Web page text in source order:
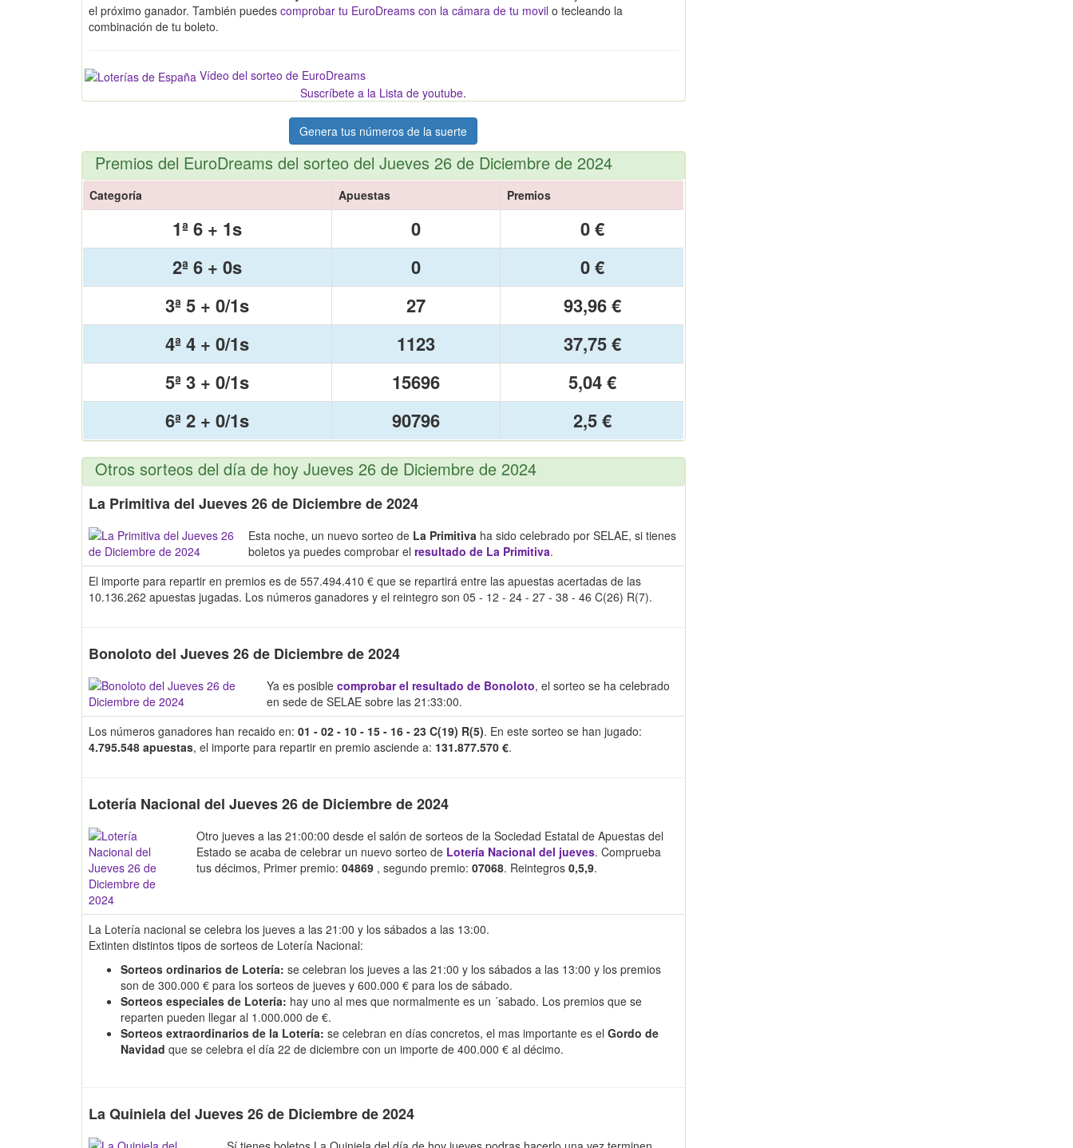
el próximo ganador. También puedes comprobar tu EuroDreams con la cámara de tu movil o tecleando la
combinación de tu boleto.
Vídeo del sorteo de EuroDreams
Suscríbete a la Lista de youtube.
Genera tus números de la suerte
Premios del EuroDreams del sorteo del Jueves 26 de Diciembre de 2024
Categoría Apuestas Premios
1ª 6 + 1s 0
0 €
2ª 6 + 0s
0
0 €
3ª 5 + 0/1s
27
93,96 €
4ª 4 + 0/1s
1123
37,75 €
5ª 3 + 0/1s
15696
5,04 €
6ª 2 + 0/1s
90796 2,5 €
Otros sorteos del día de hoy Jueves 26 de Diciembre de 2024
La Primitiva del Jueves 26 de Diciembre de 2024
Esta noche, un nuevo sorteo de La Primitiva ha sido celebrado por SELAE, si tienes
boletos ya puedes comprobar el resultado de La Primitiva.
El importe para repartir en premios es de 557.494.410 € que se repartirá entre las apuestas acertadas de las
10.136.262 apuestas jugadas. Los números ganadores y el reintegro son 05 - 12 - 24 - 27 - 38 - 46 C(26) R(7).
Bonoloto del Jueves 26 de Diciembre de 2024
Ya es posible comprobar el resultado de Bonoloto, el sorteo se ha celebrado
en sede de SELAE sobre las 21:33:00.
Los números ganadores han recaido en: 01 - 02 - 10 - 15 - 16 - 23 C(19) R(5). En este sorteo se han jugado:
4.795.548 apuestas, el importe para repartir en premio asciende a: 131.877.570 €.
Lotería Nacional del Jueves 26 de Diciembre de 2024
Otro jueves a las 21:00:00 desde el salón de sorteos de la Sociedad Estatal de Apuestas del
Estado se acaba de celebrar un nuevo sorteo de Lotería Nacional del jueves. Comprueba
tus décimos, Primer premio: 04869 , segundo premio: 07068. Reintegros 0,5,9.
La Lotería nacional se celebra los jueves a las 21:00 y los sábados a las 13:00.
Extinten distintos tipos de sorteos de Lotería Nacional:
Sorteos ordinarios de Lotería: se celebran los jueves a las 21:00 y los sábados a las 13:00 y los premios
son de 300.000 € para los sorteos de jueves y 600.000 € para los de sábado.
Sorteos especiales de Lotería: hay uno al mes que normalmente es un ´sabado. Los premios que se
reparten pueden llegar al 1.000.000 de €.
Sorteos extraordinarios de la Lotería: se celebran en días concretos, el mas importante es el Gordo de
Navidad que se celebra el día 22 de diciembre con un importe de 400.000 € al décimo.
La Quiniela del Jueves 26 de Diciembre de 2024